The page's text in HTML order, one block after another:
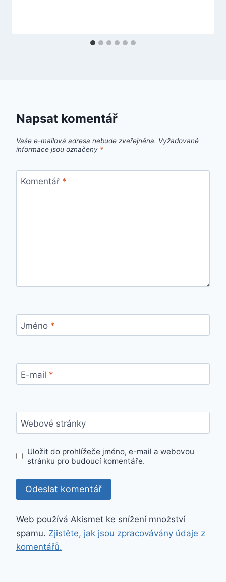
Napsat komentář
Vaše e-mailová adresa nebude zveřejněna. Vyžadované
informace jsou označeny *
Komentář *
Jméno *
E-mail *
Webové stránky
Uložit do prohlížeče jméno, e-mail a webovou
stránku pro budoucí komentáře.
Web používá Akismet ke snížení množství
spamu. Zjistěte, jak jsou zpracovávány údaje z
komentářů.